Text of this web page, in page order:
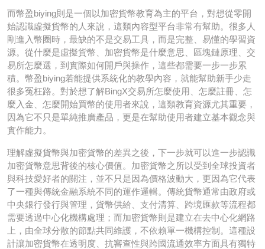
而幣盈biying則是一個以加密貨幣教育為主的平台，對想從零開
始認識虛擬貨幣的人來說，這類內容型平台非常有幫助。很多人
剛進入幣圈時，最缺的不是交易工具，而是完整、易懂的學習資
源。從什麼是虛擬貨幣、加密貨幣是什麼意思、區塊鏈原理、交
易所怎麼選，到實際如何開戶與操作，這些都需要一步一步累
積。幣盈biying若能提供系統化的教學內容，就能幫助新手少走
很多冤枉路。對於想了解BingX交易所怎麼使用、怎麼註冊、怎
麼入金、怎麼開始買幣的使用者來說，這類教育資源尤其重要，
因為它不只是單純推廣產品，更是在幫助使用者建立基本觀念與
實作能力。
理解虛擬貨幣與加密貨幣的差異之後，下一步就可以進一步認識
加密貨幣意思背後的核心價值。加密貨幣之所以受到全球投資者
與科技愛好者的關注，並不只是因為價格波動大，更因為它代表
了一種與傳統金融系統不同的運作邏輯。傳統貨幣通常由政府或
中央銀行發行與管理，貨幣供給、支付清算、跨境匯款等流程都
需要透過中心化機構處理；而加密貨幣則是建立在去中心化網路
上，由全球分散的節點共同維護，不依賴單一機構控制。這種設
計讓加密貨幣在透明度、抗審查性與跨國流通效率方面具有獨特